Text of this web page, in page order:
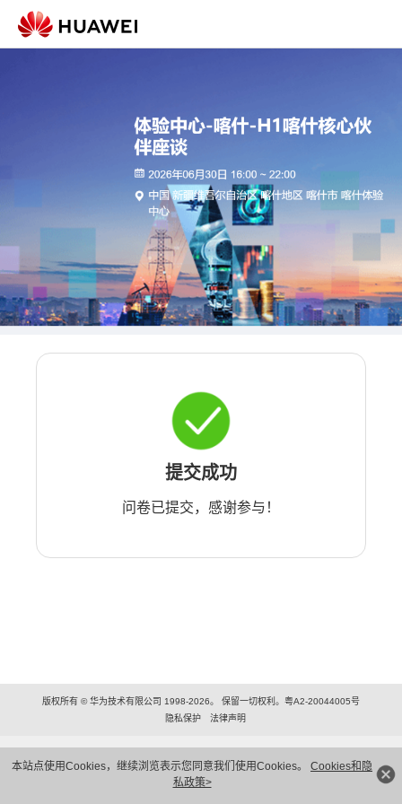
本站点使用Cookies，继续浏览表示您同意我们使用Cookies。 Cookies和隐
私政策>
提交成功
问卷已提交，感谢参与！
版权所有 © 华为技术有限公司 1998-2026。 保留一切权利。粤A2-20044005号
隐私保护
法律声明